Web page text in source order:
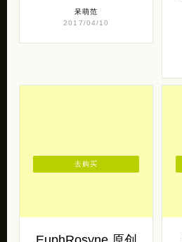
呆萌范
2017/04/10
去购买